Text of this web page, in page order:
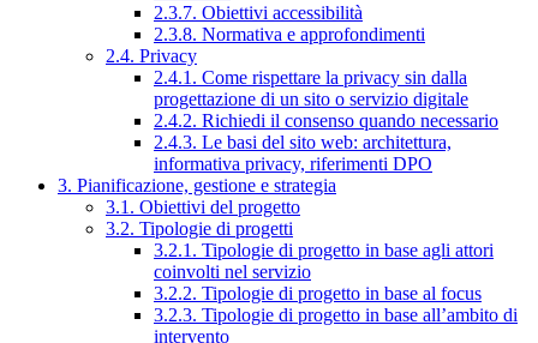
2.3.7. Obiettivi accessibilità
2.3.8. Normativa e approfondimenti
2.4. Privacy
2.4.1. Come rispettare la privacy sin dalla
progettazione di un sito o servizio digitale
2.4.2. Richiedi il consenso quando necessario
2.4.3. Le basi del sito web: architettura,
informativa privacy, riferimenti DPO
3. Pianificazione, gestione e strategia
3.1. Obiettivi del progetto
3.2. Tipologie di progetti
3.2.1. Tipologie di progetto in base agli attori
coinvolti nel servizio
3.2.2. Tipologie di progetto in base al focus
3.2.3. Tipologie di progetto in base all’ambito di
intervento